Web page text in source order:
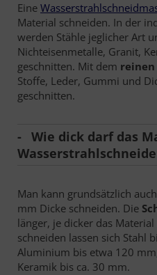
Eine
Material schneiden. In der
werden Stähle jeglicher Art
Nichteisenmetalle, Granit,
geschnitten. Mit dem reinen
Stoffe, Leder, Gummi und
geschnitten.
Wie dick darf das
Man kann grundsätzlich
mm Dicke schneiden. Die
länger, je dicker das
schneiden lassen sich Stahl
Aluminium bis etwa 120
Keramik bis ca. 30 mm.